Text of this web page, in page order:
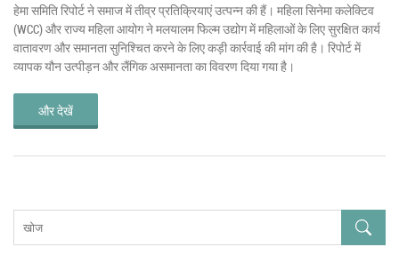
हेमा समिति रिपोर्ट ने समाज में तीव्र प्रतिक्रियाएं उत्पन्न की हैं। महिला सिनेमा कलेक्टिव
(WCC) और राज्य महिला आयोग ने मलयालम फिल्म उद्योग में महिलाओं के लिए सुरक्षित कार्य
वातावरण और समानता सुनिश्चित करने के लिए कड़ी कार्रवाई की मांग की है। रिपोर्ट में
व्यापक यौन उत्पीड़न और लैंगिक असमानता का विवरण दिया गया है।
और देखें